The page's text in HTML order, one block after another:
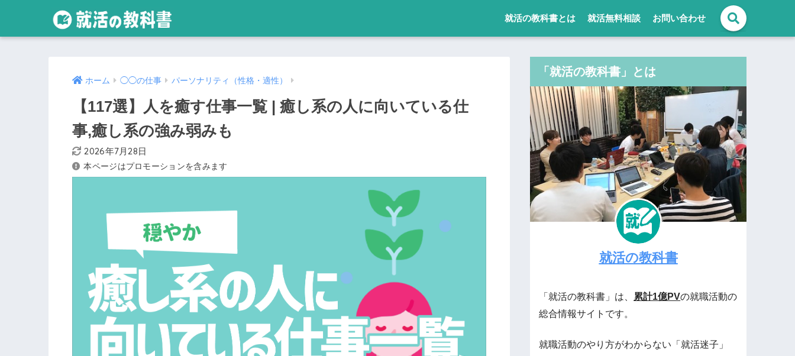
就活の教科書とは 就活無料相談 お問い合わせ
ホーム ◯◯の仕事 パーソナリティ（性格・適性）
【117選】人を癒す仕事一覧 | 癒し系の人に向いている仕
事,癒し系の強み弱みも
2026年7月28日
本ページはプロモーションを含みます
「就活の教科書」とは
就活の教科書
「就活の教科書」は、 累計1億PVの就職活動の
総合情報サイトです。
就職活動のやり方がわからない「就活迷子」